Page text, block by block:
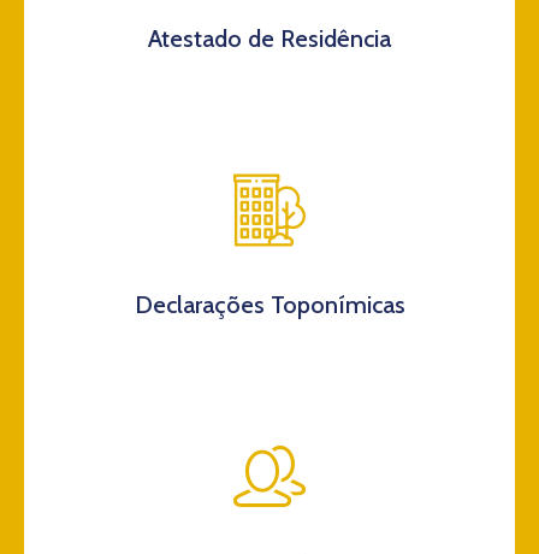
Atestado de Residência
Declarações Toponímicas